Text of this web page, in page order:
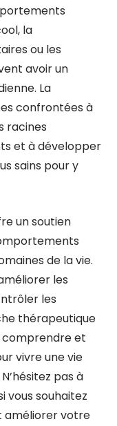
la
ou les
avoir un
La
confrontées à
racines
et à développer
sains pour y
un soutien
de la vie.
les
les
thérapeutique
comprendre et
vivre une vie
pas à
vous souhaitez
améliorer votre